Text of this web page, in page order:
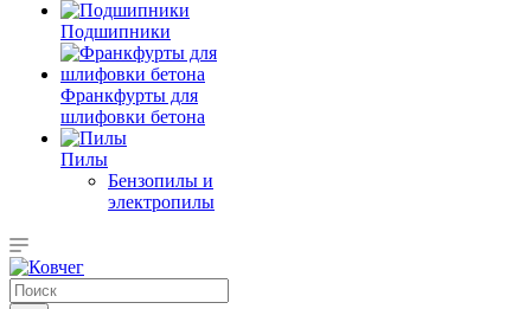
Подшипники
Франкфурты для
шлифовки бетона
Пилы
Бензопилы и
электропилы